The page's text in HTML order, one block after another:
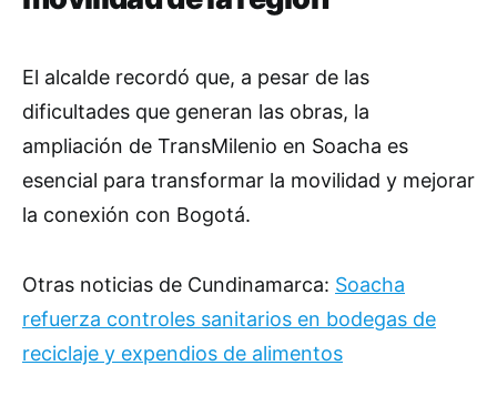
El alcalde recordó que, a pesar de las
dificultades que generan las obras, la
ampliación de TransMilenio en Soacha es
esencial para transformar la movilidad y mejorar
la conexión con Bogotá.
Otras noticias de Cundinamarca: Soacha
refuerza controles sanitarios en bodegas de
reciclaje y expendios de alimentos